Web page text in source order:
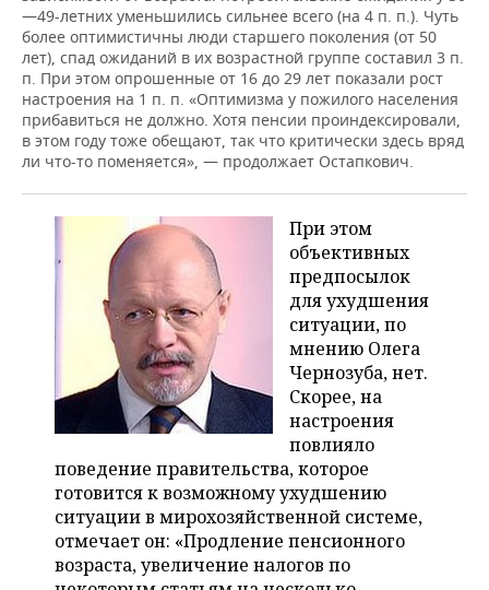
—49-летних уменьшились сильнее всего (на 4 п. п.). Чуть
более оптимистичны люди старшего поколения (от 50
лет), спад ожиданий в их возрастной группе составил 3 п.
п. При этом опрошенные от 16 до 29 лет показали рост
настроения на 1 п. п. «Оптимизма у пожилого населения
прибавиться не должно. Хотя пенсии проиндексировали,
в этом году тоже обещают, так что критически здесь вряд
ли что-то поменяется», — продолжает Остапкович.
При этом
объективных
предпосылок
для ухудшения
ситуации, по
мнению Олега
Чернозуба, нет.
Скорее, на
настроения
повлияло
поведение правительства, которое
готовится к возможному ухудшению
ситуации в мирохозяйственной системе,
отмечает он: «Продление пенсионного
возраста, увеличение налогов по